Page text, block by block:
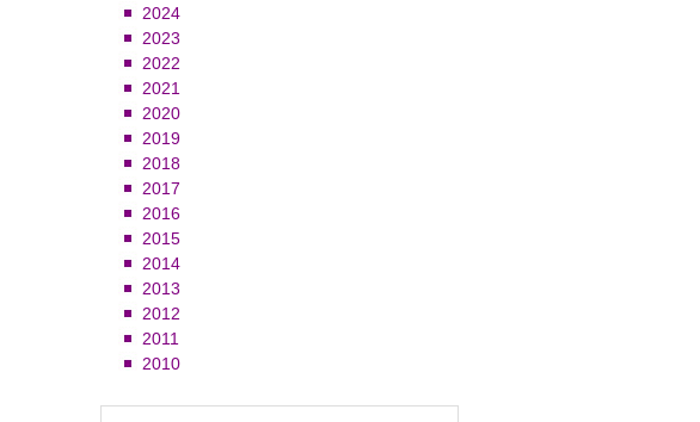
2024
2023
2022
2021
2020
2019
2018
2017
2016
2015
2014
2013
2012
2011
2010